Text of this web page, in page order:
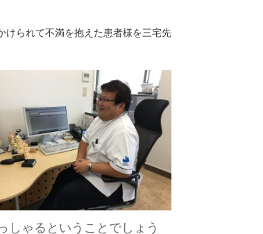
らっしゃりますが、加害者・被害者のどちらかに加
どちらかというと患者様を受け止める方だと思って
い言葉を投げかけられて不満を抱えた患者様を三宅
ないと